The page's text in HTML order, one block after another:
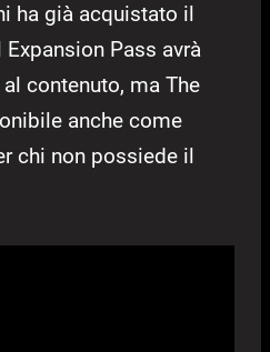
ha già acquistato il
Pass avrà
contenuto, ma The
anche come
chi non possiede il